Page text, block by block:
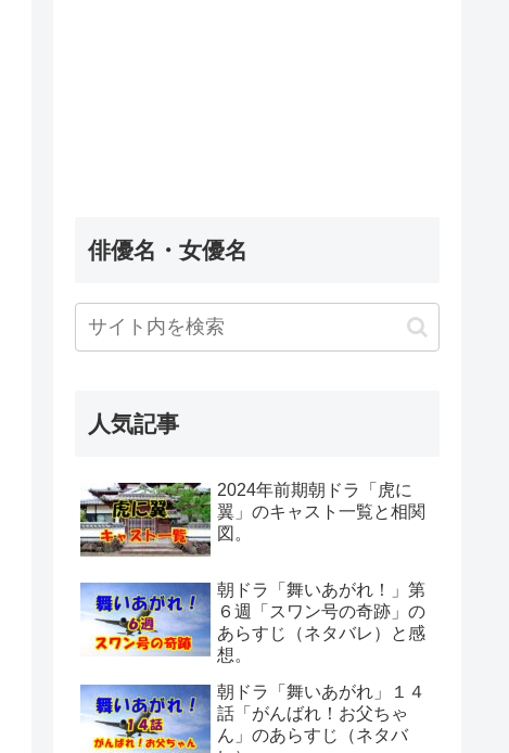
俳優名・女優名
人気記事
2024年前期朝ドラ「虎に
翼」のキャスト一覧と相関
図。
朝ドラ「舞いあがれ！」第
６週「スワン号の奇跡」の
あらすじ（ネタバレ）と感
想。
朝ドラ「舞いあがれ」１４
話「がんばれ！お父ちゃ
ん」のあらすじ（ネタバ